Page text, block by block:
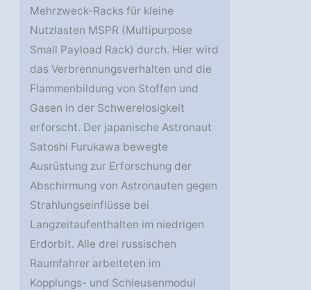
Mehrzweck-Racks für kleine
Nutzlasten MSPR (Multipurpose
Small Payload Rack) durch. Hier wird
das Verbrennungsverhalten und die
Flammenbildung von Stoffen und
Gasen in der Schwerelosigkeit
erforscht. Der japanische Astronaut
Satoshi Furukawa bewegte
Ausrüstung zur Erforschung der
Abschirmung von Astronauten gegen
Strahlungseinflüsse bei
Langzeitaufenthalten im niedrigen
Erdorbit. Alle drei russischen
Raumfahrer arbeiteten im
Kopplungs- und Schleusenmodul